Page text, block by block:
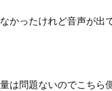
かったけれど音声が出
は問題ないのでこちら